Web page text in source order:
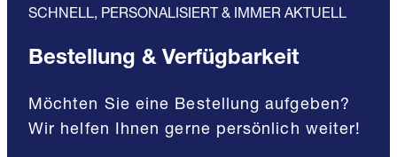
SCHNELL, PERSONALISIERT & IMMER AKTUELL
Bestellung & Verfügbarkeit
Möchten Sie eine Bestellung aufgeben?
Wir helfen Ihnen gerne persönlich weiter!